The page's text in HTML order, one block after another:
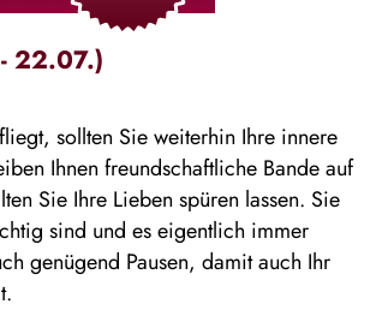
22.07.)
sollten Sie weiterhin Ihre innere
Ihnen freundschaftliche Bande auf
Sie Ihre Lieben spüren lassen. Sie
sind und es eigentlich immer
genügend Pausen, damit auch Ihr